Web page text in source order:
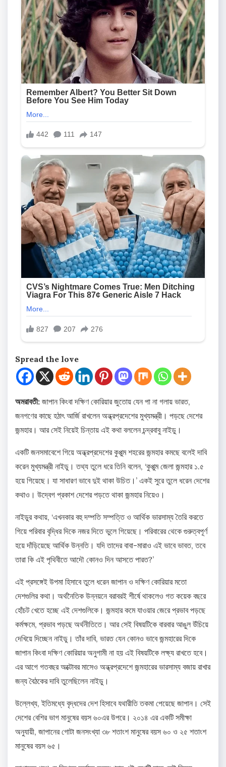
Spread the love
অমরাবতী: জাপান কিংবা দক্ষিণ কোরিয়ার জুতোয় যেন পা না গলায় ভারত,
জনগণের কাছে হঠাৎ আর্জি রাখলেন অন্ধ্রপ্রদেশের মুখ্যমন্ত্রী। পড়ছে দেশের
জন্মহার। আর সেই নিয়েই চিন্তায় এই কথা বললেন চন্দ্রবাবু নাইডু।
একটি জনসমাবেশে গিয়ে অন্ধ্রপ্রদেশের কুপ্পুম শহরের জন্মহার কমছে বলেই দাবি
করেন মুখ্যমন্ত্রী নাইডু। তথ্য তুলে ধরে তিনি বলেন, ‘কুপ্পুম জেলা জন্মহার ১.৫
হয়ে গিয়েছে। যা সাধারণ ভাবে দুই থাকা উচিত।’ একই সুরে তুলে ধরেন দেশের
কথাও। উদ্বেগ প্রকাশ দেশের পড়তে থাকা জন্মহার নিয়েও।
নাইডুর কথায়, ‘এখনকার বহু দম্পতি সম্পত্তি ও আর্থিক ভারসাম্য তৈরি করতে
গিয়ে পরিবার বৃদ্ধির দিকে নজর দিতে ভুলে গিয়েছে। পরিবারের থেকে গুরুত্বপূর্ণ
হয়ে দাঁড়িয়েছে আর্থিক উন্নতি। যদি তাদের বাবা-মারাও এই ভাবে ভাবত, তবে
তারা কি এই পৃথিবীতে আদৌ কোনও দিন আসতে পারত?’
এই প্রসঙ্গেই উপমা হিসাবে তুলে ধরেন জাপান ও দক্ষিণ কোরিয়ার মতো
দেশগুলির কথা। অর্থনৈতিক উন্নয়নে বরাবরই শীর্ষে থাকলেও গত কয়েক বছরে
হোঁচট খেতে হচ্ছে এই দেশগুলিকে। জন্মহার কমে যাওয়ার জেরে প্রভাব পড়ছে
কর্মক্ষমে, প্রভাব পড়ছে অর্থনীতিতে। আর সেই বিষয়টিকে বারবার আঙুল উঁচিয়ে
দেখিয়ে দিচ্ছেন নাইডু। তাঁর দাবি, ভারত যেন কোনও ভাবে জন্মহারের দিকে
জাপান কিংবা দক্ষিণ কোরিয়ার অনুগামী না হয় এই বিষয়টিকে লক্ষ্য রাখতে হবে।
এর আগে গতবছর অক্টোবর মাসেও অন্ধ্রপ্রদেশে জন্মহারের ভারসাম্য বজায় রাখার
জন্য বৈঠকের দাবি তুলেছিলেন নাইডু।
উল্লেখ্য, ইতিমধ্যে বৃদ্ধদের দেশ হিসাবে যথারীতি তকমা পেয়েছে জাপান। সেই
দেশের বেশির ভাগ মানুষের বয়স ৬০এর উপরে। ২০১৪ এর একটি সমীক্ষা
অনুযায়ী, জাপানের গোটা জনসংখ্যা ৩৮ শতাংশ মানুষের বয়স ৬০ ও ২৫ শতাংশ
মানুষের বয়স ৬৫।